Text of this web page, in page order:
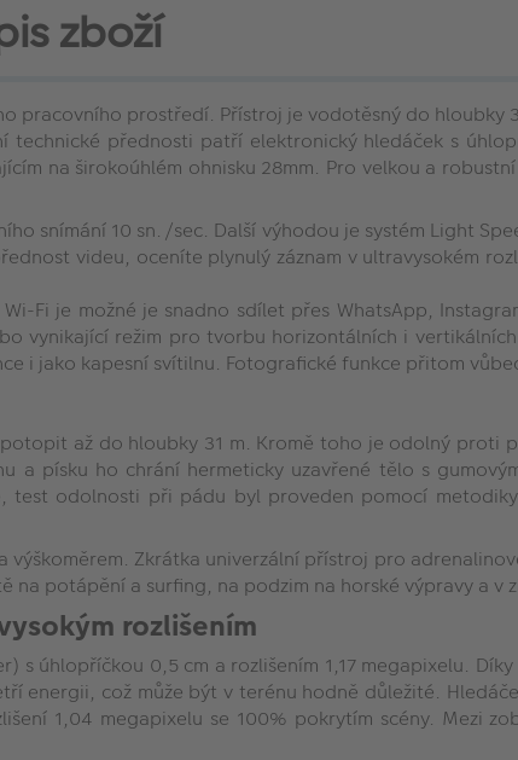
zboží
prostředí. Přístroj je vodotěsný do hloubky
přednosti patří elektronický hledáček s
na širokoúhlém ohnisku 28mm. Pro velkou a
snímání 10 sn./sec. Další výhodou je systém Light
videu, oceníte plynulý záznam v ultravysokém
Fi je možné je snadno sdílet přes WhatsApp,
vynikající režim pro tvorbu horizontálních i
i jako kapesní svítilnu. Fotografické funkce přitom
až do hloubky 31 m. Kromě toho je odolný proti
písku ho chrání hermeticky uzavřené tělo s
odolnosti při pádu byl proveden pomocí metodiky
Zkrátka univerzální přístroj pro
potápění a surfing, na podzim na horské výpravy a v
rozlišením
s úhlopříčkou 0,5 cm a rozlišením 1,17 megapixelu.
což může být v terénu hodně důležité.
1,04 megapixelu se 100% pokrytím scény. Mezi